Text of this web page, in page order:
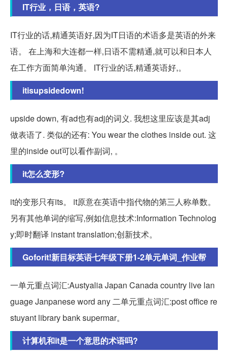
IT行业，日语，英语?
IT行业的话,精通英语好,因为IT日语的术语多是英语的外来
语。 在上海和大连都一样,日语不需精通,就可以和日本人
在工作方面简单沟通。 IT行业的话,精通英语好,。
itisupsidedown!
upside down, 有ad也有adj的词义. 我想这里应该是其adj
做表语了. 类似的还有: You wear the clothes inside out. 这
里的inside out可以看作副词, 。
it怎么变形?
it的变形只有its。 it原意在英语中指代物的第三人称单数。
另有其他单词的缩写,例如信息技术:Information Technolog
y;即时翻译 instant translation;创新技术。
Goforit!新目标英语七年级下册1-2单元单词_作业帮
一单元重点词汇:Austyalia Japan Canada country live lan
guage Janpanese word any 二单元重点词汇:post office re
stuyant library bank supermar。
计算机和it是一个意思的术语吗?